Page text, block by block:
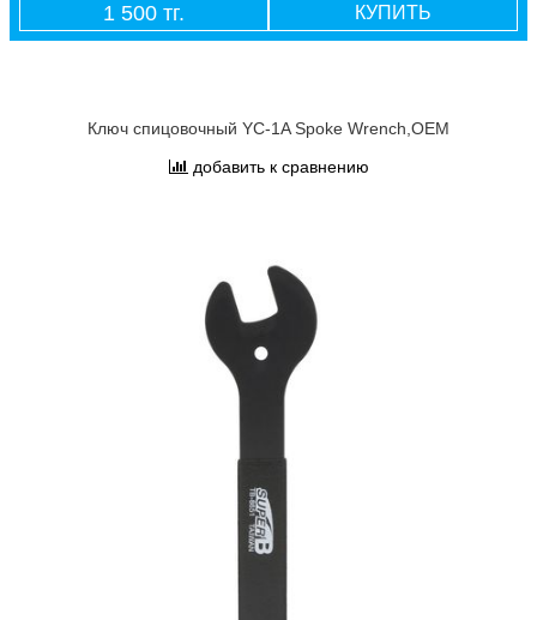
1 500 тг. КУПИТЬ
Ключ спицовочный YC-1A Spoke Wrench,OEM
добавить к сравнению